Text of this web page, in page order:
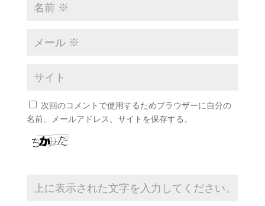
次回のコメントで使用するためブラウザーに自分の
名前、メールアドレス、サイトを保存する。